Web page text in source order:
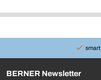
smart
BERNER Newsletter